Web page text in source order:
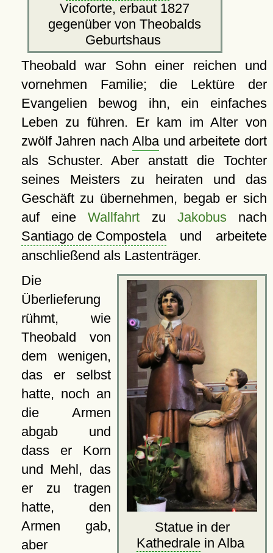
Vicoforte, erbaut 1827
gegenüber von Theobalds
Geburtshaus
Theobald war Sohn einer reichen und
vornehmen Familie; die Lektüre der
Evangelien bewog ihn, ein einfaches
Leben zu führen. Er kam im Alter von
zwölf Jahren nachAlbaund arbeitete dort
als Schuster. Aber anstatt die Tochter
seines Meisters zu heiraten und das
Geschäft zu übernehmen, begab er sich
auf eineWallfahrt zu Jakobusnach
Santiago de Compostelaund arbeitete
anschließend als Lastenträger.
Statue in der
Kathedralein Alba
Die
Überlieferung
rühmt, wie
Theobald von
dem wenigen,
das er selbst
hatte, noch an
die Armen
abgab und
dass er Korn
und Mehl, das
er zu tragen
hatte, den
Armen gab,
aber